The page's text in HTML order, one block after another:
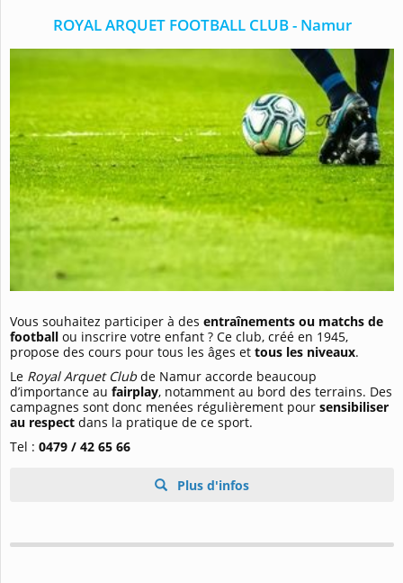
ROYAL ARQUET FOOTBALL CLUB - Namur
Vous souhaitez participer à des entraînements ou matchs de
football ou inscrire votre enfant ? Ce club, créé en 1945,
propose des cours pour tous les âges et tous les niveaux.
Le Royal Arquet Club de Namur accorde beaucoup
d’importance au fairplay, notamment au bord des terrains. Des
campagnes sont donc menées régulièrement pour sensibiliser
au respect dans la pratique de ce sport.
Tel : 0479 / 42 65 66
Plus d'infos